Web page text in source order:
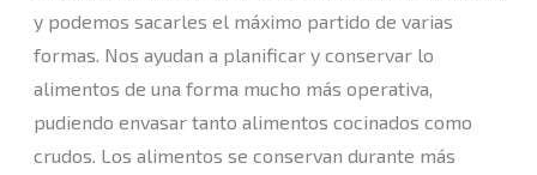
y podemos sacarles el máximo partido de varias
formas. Nos ayudan a planificar y conservar lo
alimentos de una forma mucho más operativa,
pudiendo envasar tanto alimentos cocinados como
crudos. Los alimentos se conservan durante más